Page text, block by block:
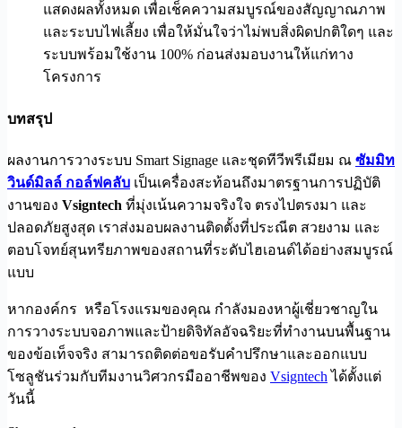
แสดงผลทั้งหมด เพื่อเช็คความสมบูรณ์ของสัญญาณภาพ
และระบบไฟเลี้ยง เพื่อให้มั่นใจว่าไม่พบสิ่งผิดปกติใดๆ และ
ระบบพร้อมใช้งาน 100% ก่อนส่งมอบงานให้แก่ทาง
โครงการ
บทสรุป
ผลงานการวางระบบ Smart Signage และชุดทีวีพรีเมียม ณ ซัมมิท
วินด์มิลล์ กอล์ฟคลับ เป็นเครื่องสะท้อนถึงมาตรฐานการปฏิบัติ
งานของ Vsigntech ที่มุ่งเน้นความจริงใจ ตรงไปตรงมา และ
ปลอดภัยสูงสุด เราส่งมอบผลงานติดตั้งที่ประณีต สวยงาม และ
ตอบโจทย์สุนทรียภาพของสถานที่ระดับไฮเอนด์ได้อย่างสมบูรณ์
แบบ
หากองค์กร หรือโรงแรมของคุณ กำลังมองหาผู้เชี่ยวชาญใน
การวางระบบจอภาพและป้ายดิจิทัลอัจฉริยะที่ทำงานบนพื้นฐาน
ของข้อเท็จจริง สามารถติดต่อขอรับคำปรึกษาและออกแบบ
โซลูชันร่วมกับทีมงานวิศวกรมืออาชีพของ Vsigntech ได้ตั้งแต่
วันนี้